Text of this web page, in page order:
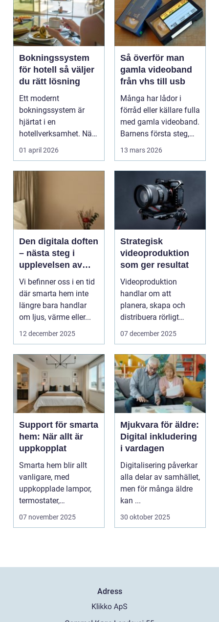
Bokningssystem
för hotell så väljer
du rätt lösning
Ett modernt
bokningssystem är
hjärtat i en
hotellverksamhet. När
bokningar,
betalningar...
01 april 2026
Så överför man
gamla videoband
från vhs till usb
Många har lådor i
förråd eller källare fulla
med gamla videoband.
Barnens första steg,
släktkalas, s...
13 mars 2026
Den digitala doften
– nästa steg i
upplevelsen av
smarta hem
Vi befinner oss i en tid
där smarta hem inte
längre bara handlar
om ljus, värme eller...
12 december 2025
Strategisk
videoproduktion
som ger resultat
Videoproduktion
handlar om att
planera, skapa och
distribuera rörligt
innehåll som fö...
07 december 2025
Support för smarta
hem: När allt är
uppkopplat
Smarta hem blir allt
vanligare, med
uppkopplade lampor,
termostater,
säkerhetskameror och
07 november 2025
Mjukvara för äldre:
Digital inkludering
i vardagen
Digitalisering påverkar
alla delar av samhället,
men för många äldre
kan ...
30 oktober 2025
Adress